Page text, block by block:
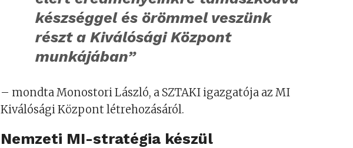
készséggel és örömmel veszünk
részt a Kiválósági Központ
munkájában”
– mondta Monostori László, a SZTAKI igazgatója az MI
Kiválósági Központ létrehozásáról.
Nemzeti MI-stratégia készül